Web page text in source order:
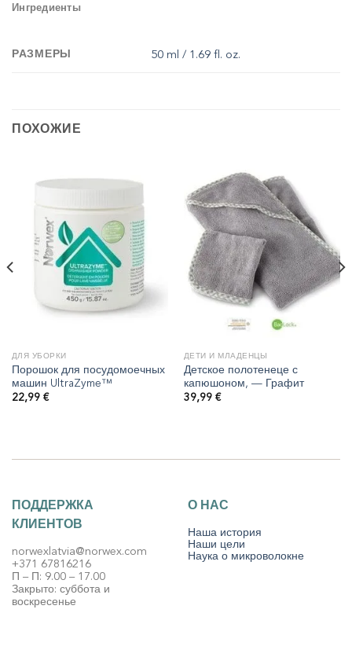
Ингредиенты
РАЗМЕРЫ 50 ml / 1.69 fl. oz.
ПОХОЖИЕ
ДЛЯ УБОРКИ
Порошок для посудомоечных
машин UltraZyme™
22,99 €
ДЕТИ И МЛАДЕНЦЫ
Детское полотенеце с
капюшоном, — Графит
39,99 €
ПОДДЕРЖКА
КЛИЕНТОВ
norwexlatvia@norwex.com
+371 67816216
П – П: 9.00 – 17.00
Закрыто: суббота и
воскресенье
О НАС
Наша история
Наши цели
Наука о микроволокне